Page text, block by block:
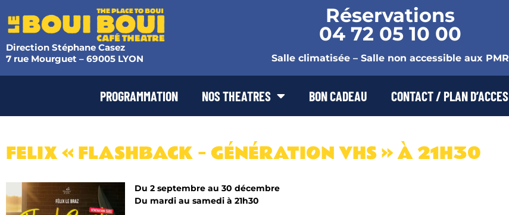
Direction Stéphane Casez
7 rue Mourguet – 69005 LYON
Réservations
04 72 05 10 00
Salle climatisée – Salle non accessible aux PMR
PROGRAMMATION NOS THEATRES BON CADEAU CONTACT / PLAN D’ACCES
FELIX « FLASHBACK – GÉNÉRATION VHS » À 21H30
Du 2 septembre au 30 décembre
Du mardi au samedi à 21h30